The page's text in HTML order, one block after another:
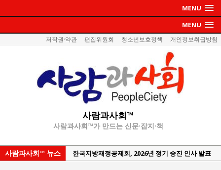
MENU
MENU
저작권·약관 편집위원회 청소년보호정책 개인정보취급방침
사람과사회™
사람과사회™가 만드는 신문·잡지·책
사람과사회™ 뉴스
한국지방재정공제회, 2026년 정기 승진 인사 발표